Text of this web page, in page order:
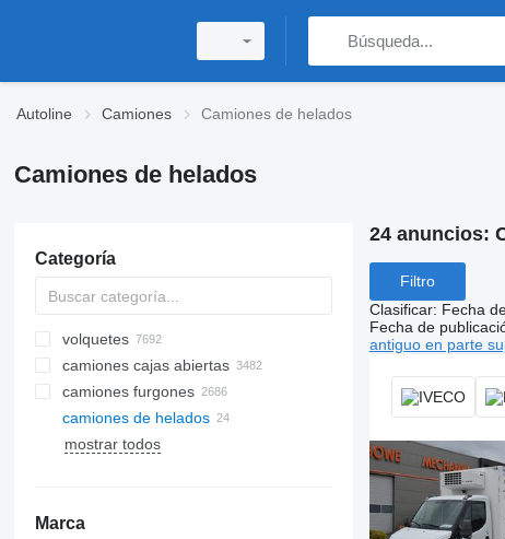
Autoline Camiones Camiones de helados
Camiones de helados
Categoría
volquetes
camiones cajas abiertas
camiones furgones
camiones de helados
mostrar todos
Marca
24 anuncios:
Filtro
Clasificar: Fecha
Fecha de
antiguo en parte